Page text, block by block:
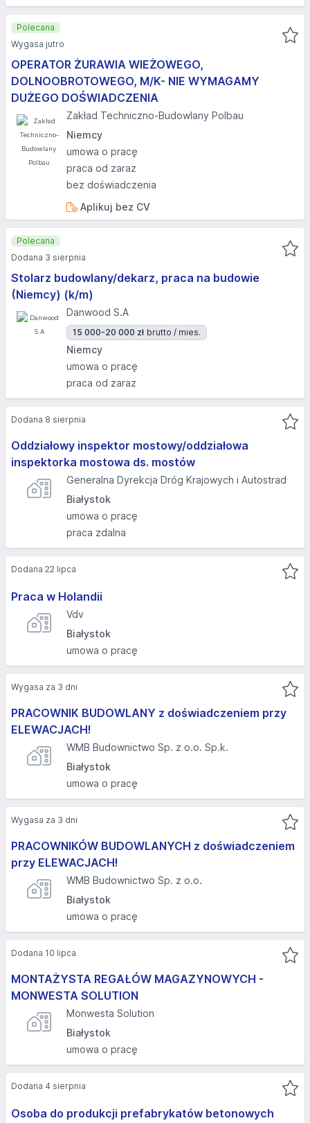
OPERATOR ŻURAWIA WIEŻOWEGO,
DOLNOOBROTOWEGO, M/K- NIE WYMAGAMY
DUŻEGO DOŚWIADCZENIA
Zakład Techniczno-Budowlany Polbau
Niemcy
umowa o pracę
praca od zaraz
bez doświadczenia
Aplikuj bez CV
Polecana
Wygasa jutro
Stolarz budowlany/dekarz, praca na budowie
(Niemcy) (k/m)
Danwood S.A
15 000-20 000 zł brutto / mies.
Niemcy
umowa o pracę
praca od zaraz
Polecana
Dodana 3 sierpnia
Oddziałowy inspektor mostowy/oddziałowa
inspektorka mostowa ds. mostów
Generalna Dyrekcja Dróg Krajowych i Autostrad
Białystok
umowa o pracę
praca zdalna
Dodana 8 sierpnia
Praca w Holandii
Vdv
Białystok
umowa o pracę
Dodana 22 lipca
PRACOWNIK BUDOWLANY z doświadczeniem przy
ELEWACJACH!
WMB Budownictwo Sp. z o.o. Sp.k.
Białystok
umowa o pracę
Wygasa za 3 dni
PRACOWNIKÓW BUDOWLANYCH z doświadczeniem
przy ELEWACJACH!
WMB Budownictwo Sp. z o.o.
Białystok
umowa o pracę
Wygasa za 3 dni
MONTAŻYSTA REGAŁÓW MAGAZYNOWYCH -
MONWESTA SOLUTION
Monwesta Solution
Białystok
umowa o pracę
Dodana 10 lipca
Osoba do produkcji prefabrykatów betonowych
Dodana 4 sierpnia